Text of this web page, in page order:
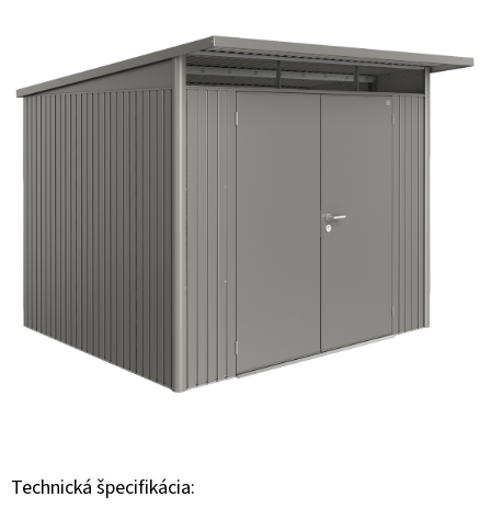
Technická špecifikácia:
J
E
J
S